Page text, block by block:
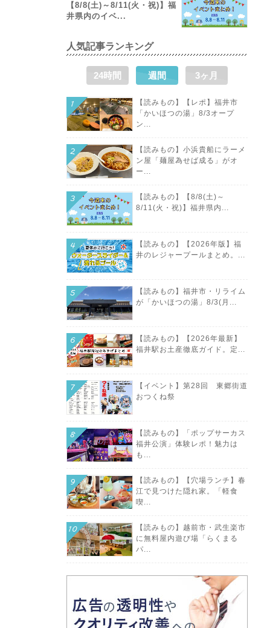
【8/8(土)～8/11(火・祝)】福
井県内のイベ...
人気記事ランキング
24時間 週間 3ヶ月
【読みもの】【レポ】福井市
「かいほつの湯」8/3オープ
ン...
【読みもの】小浜貴船にラーメ
ン屋「麺屋為せば成る」がオ
ー...
【読みもの】【8/8(土)～
8/11(火・祝)】福井県内...
【読みもの】【2026年版】福
井のレジャープールまとめ。...
【読みもの】福井市・リライム
が「かいほつの湯」8/3(月...
【読みもの】【2026年最新】
福井駅お土産徹底ガイド。定...
【イベント】第28回 東郷街道
おつくね祭
【読みもの】「ポップサーカス
福井公演」体験レポ！魅力は
も...
【読みもの】【穴場ランチ】春
江で見つけた隠れ家。「軽食
喫...
【読みもの】越前市・武生楽市
に無料屋内遊び場「らくまる
パ...